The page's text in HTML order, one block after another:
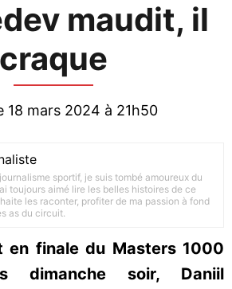
maudit, il
craque
18 mars 2024 à 21h50
sportif, je suis tombé amoureux du
toujours aimé lire les belles histoires de ce
les raconter, profiter de ma passion à fond
as du circuit.
en finale du Masters 1000
dimanche soir, Daniil